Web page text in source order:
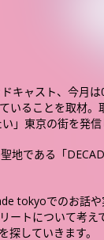
キャスト、今月は
いることを取材
」東京の街を発信
地である「
tokyoでのお話
ートについて考え
していきます。